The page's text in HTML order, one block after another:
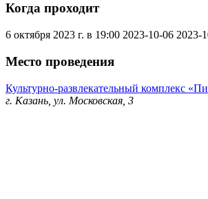
Когда проходит
6 октября 2023 г. в 19:00 2023-10-06 2023-
Место проведения
Культурно-развлекательный комплекс
г. Казань, ул. Московская, 3